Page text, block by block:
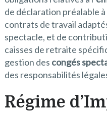
de déclaration préalable à
contrats de travail
spectacle, et de
caisses de retraite
gestion des congés
des responsabilités
Régime